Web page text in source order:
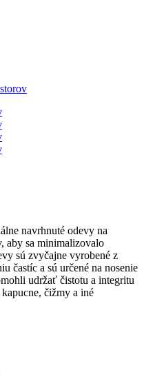
navrhnuté odevy na
aby sa minimalizovalo
sú zvyčajne vyrobené z
častíc a sú určené na nosenie
udržať čistotu a integritu
čižmy a iné